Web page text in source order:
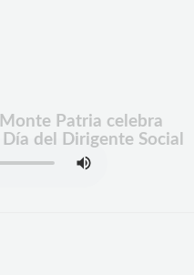
Patria celebra
del Dirigente Social